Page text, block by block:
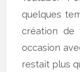
quelques
création de
occasion
restait plus